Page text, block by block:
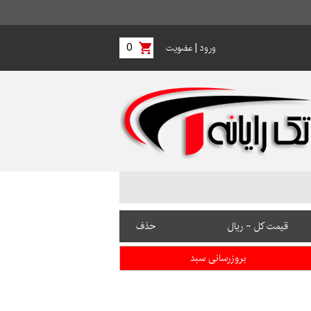
0 ورود |عضویت
قیمت کل - ریال حذف